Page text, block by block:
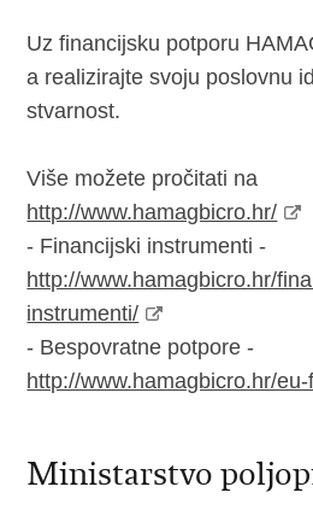
Uz financijsku potporu
a realizirajte svoju poslovnu
stvarnost.
Više možete pročitati na
http://www.hamagbicro.hr/
- Financijski instrumenti -
http://www.hamagbicro.hr/
instrumenti/
- Bespovratne potpore -
http://www.hamagbicro.hr/
Ministarstvo